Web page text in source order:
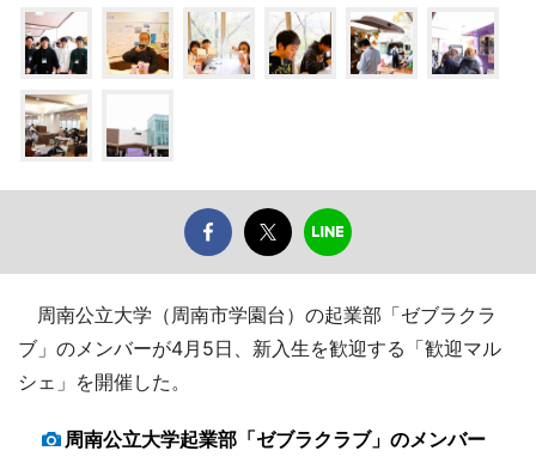
周南公立大学（周南市学園台）の起業部「ゼブラクラ
ブ」のメンバーが4月5日、新入生を歓迎する「歓迎マル
シェ」を開催した。
周南公立大学起業部「ゼブラクラブ」のメンバー